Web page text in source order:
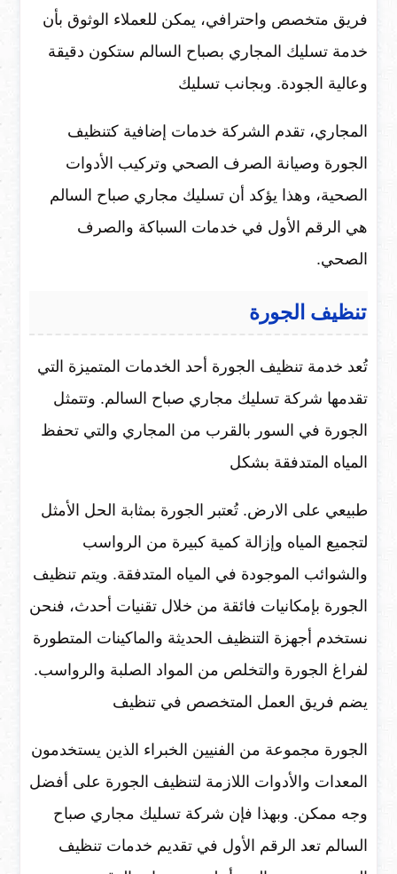
فريق متخصص واحترافي، يمكن للعملاء الوثوق بأن
خدمة تسليك المجاري بصباح السالم ستكون دقيقة
وعالية الجودة. وبجانب تسليك
المجاري، تقدم الشركة خدمات إضافية كتنظيف
الجورة وصيانة الصرف الصحي وتركيب الأدوات
الصحية، وهذا يؤكد أن تسليك مجاري صباح السالم
هي الرقم الأول في خدمات السباكة والصرف
الصحي.
تنظيف الجورة
تُعد خدمة تنظيف الجورة أحد الخدمات المتميزة التي
تقدمها شركة تسليك مجاري صباح السالم. وتتمثل
الجورة في السور بالقرب من المجاري والتي تحفظ
المياه المتدفقة بشكل
طبيعي على الارض. تُعتبر الجورة بمثابة الحل الأمثل
لتجميع المياه وإزالة كمية كبيرة من الرواسب
والشوائب الموجودة في المياه المتدفقة. ويتم تنظيف
الجورة بإمكانيات فائقة من خلال تقنيات أحدث، فنحن
نستخدم أجهزة التنظيف الحديثة والماكينات المتطورة
لفراغ الجورة والتخلص من المواد الصلبة والرواسب.
يضم فريق العمل المتخصص في تنظيف
الجورة مجموعة من الفنيين الخبراء الذين يستخدمون
المعدات والأدوات اللازمة لتنظيف الجورة على أفضل
وجه ممكن. وبهذا فإن شركة تسليك مجاري صباح
السالم تعد الرقم الأول في تقديم خدمات تنظيف